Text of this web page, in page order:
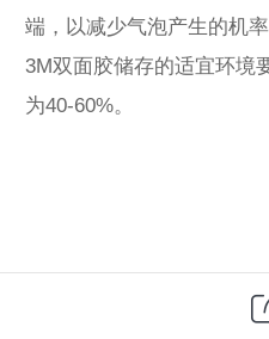
端，以减少气泡产生的机率
3M双面胶储存的适宜环境
为40-60%。